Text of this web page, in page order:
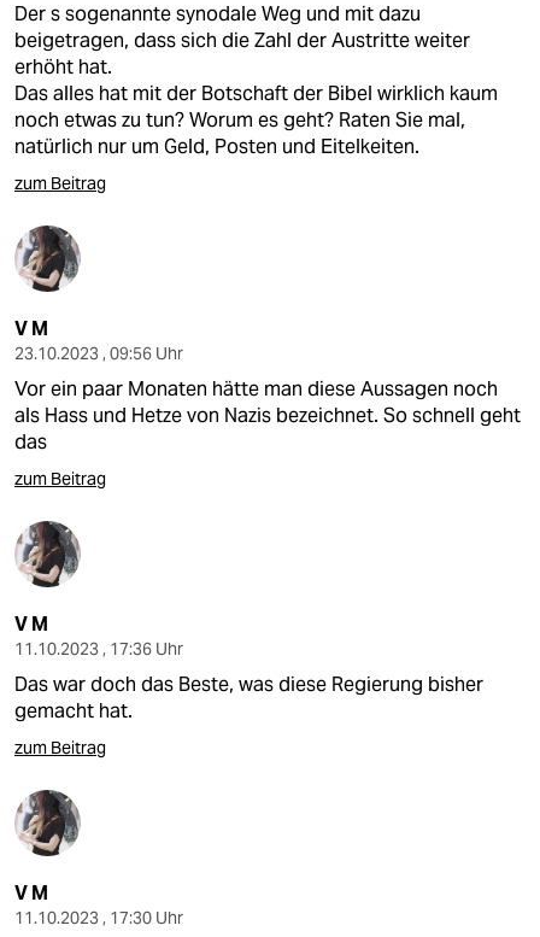
Der s sogenannte synodale Weg und mit dazu
beigetragen, dass sich die Zahl der Austritte weiter
erhöht hat.
Das alles hat mit der Botschaft der Bibel wirklich kaum
noch etwas zu tun? Worum es geht? Raten Sie mal,
natürlich nur um Geld, Posten und Eitelkeiten.
zum Beitrag
V M
23.10.2023 , 09:56 Uhr
Vor ein paar Monaten hätte man diese Aussagen noch
als Hass und Hetze von Nazis bezeichnet. So schnell geht
das
zum Beitrag
V M
11.10.2023 , 17:36 Uhr
Das war doch das Beste, was diese Regierung bisher
gemacht hat.
zum Beitrag
V M
11.10.2023 , 17:30 Uhr